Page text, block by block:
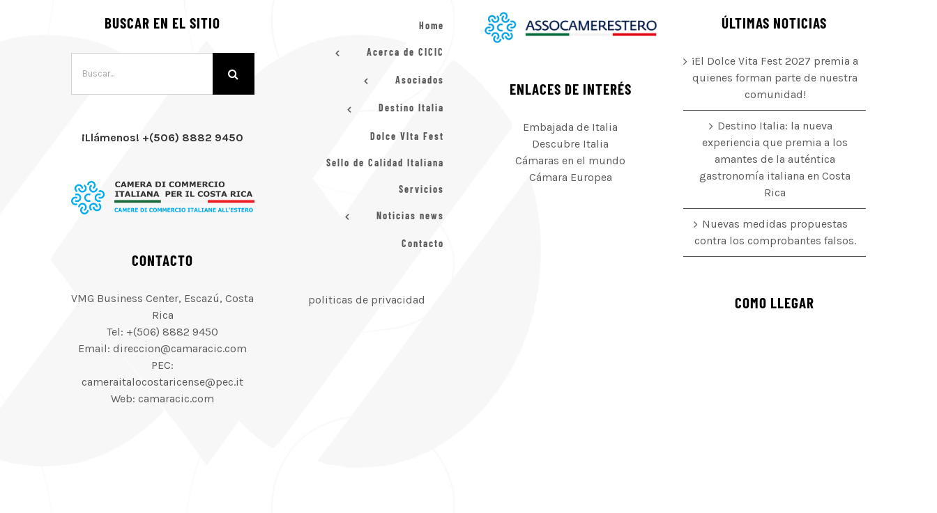
BUSCAR EN EL SITIO
¡Llámenos! +(506) 8882 9450
CONTACTO
VMG Business Center, Escazú, Costa
Rica
Tel: +(506) 8882 9450
Email: direccion@camaracic.com
PEC:
cameraitalocostaricense@pec.it
Web: camaracic.com
Home
Acerca de CICIC
Asociados
Destino Italia
Dolce VIta Fest
Sello de Calidad Italiana
Servicios
Noticias news
Contacto
politicas de privacidad
ENLACES DE INTERÉS
Embajada de Italia
Descubre Italia
Cámaras en el mundo
Cámara Europea
ÚLTIMAS NOTICIAS
¡El Dolce Vita Fest 2027 premia a
quienes forman parte de nuestra
comunidad!
Destino Italia: la nueva
experiencia que premia a los
amantes de la auténtica
gastronomía italiana en Costa
Rica
Nuevas medidas propuestas
contra los comprobantes falsos.
COMO LLEGAR